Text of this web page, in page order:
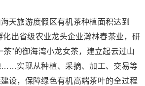
天旅游度假区有机茶种植面积达到
出省级农业龙头企业瀚林春茶业，研
茶”的御海湾小龙女茶，建立起云过山
……实现从种植、采摘、加工、交易等
设，保障绿色有机高端茶叶的全过程